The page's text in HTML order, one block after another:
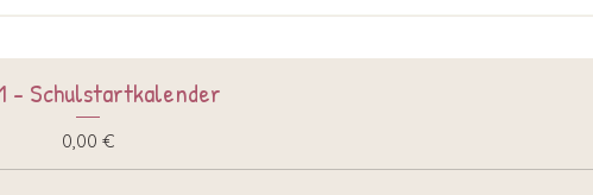
Schnellansicht
- Schulstartkalender
Preis
0,00 €